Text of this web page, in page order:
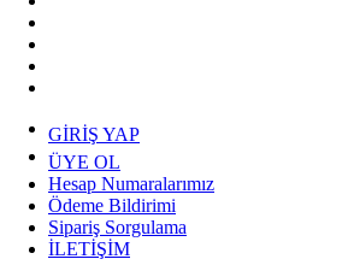
GİRİŞ YAP
ÜYE OL
Hesap Numaralarımız
Ödeme Bildirimi
Sipariş Sorgulama
İLETİŞİM